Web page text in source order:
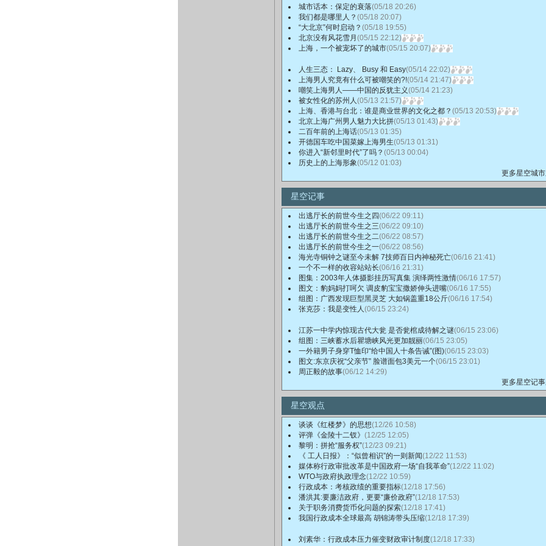
城市话本：保定的衰落(05/18 20:26)
我们都是哪里人？ (05/18 20:07)
“大北京”何时启动？ (05/18 19:55)
北京没有风花雪月 (05/15 22:12)
上海，一个被宠坏了的城市(05/15 20:07)
人生三态： Lazy、 Busy 和 Easy(05/14 22:02)
上海男人究竟有什么可被嘲笑的?!(05/14 21:47)
嘲笑上海男人——中国的反犹主义(05/14 21:23)
被女性化的苏州人(05/13 21:57)
上海、香港与台北：谁是商业世界的文化之都？ (05/13 20:53)
北京上海广州男人魅力大比拼(05/13 01:43)
二百年前的上海话(05/13 01:35)
开德国车吃中国菜嫁上海男生(05/13 01:31)
你进入“新邻里时代”了吗？ (05/13 00:04)
历史上的上海形象(05/12 01:03)
更多星空城
星空记事
出逃厅长的前世今生之四(06/22 09:11)
出逃厅长的前世今生之三(06/22 09:10)
出逃厅长的前世今生之二(06/22 08:57)
出逃厅长的前世今生之一(06/22 08:56)
海光寺铜钟之谜至今未解 7技师百日内神秘死亡(06/16 21:41)
一个不一样的收容站站长(06/16 21:31)
图集：2003年人体摄影挂历写真集 演绎两性激情(06/16 17:57)
图文：豹妈妈打呵欠 调皮豹宝宝撒娇伸头进嘴(06/16 17:55)
组图：广西发现巨型黑灵芝 大如锅盖重18公斤(06/16 17:54)
张克莎：我是变性人(06/15 23:24)
江苏一中学内惊现古代大瓮 是否瓮棺成待解之谜(06/15 23:06)
组图：三峡蓄水后瞿塘峡风光更加靓丽(06/15 23:05)
一外籍男子身穿T恤印“给中国人十条告诫”(图)(06/15 23:03)
图文:东京庆祝“父亲节” 脸谱面包3美元一个(06/15 23:01)
周正毅的故事(06/12 14:29)
更多星空记
星空观点
谈谈《红楼梦》的思想(12/26 10:58)
评弹《金陵十二钗》 (12/25 12:05)
黎明：拼抢“服务权”(12/23 09:21)
《 工人日报》：“似曾相识”的一则新闻(12/22 11:53)
媒体称行政审批改革是中国政府一场“自我革命”(12/22 11:02)
WTO与政府执政理念(12/22 10:59)
行政成本：考核政绩的重要指标(12/18 17:56)
潘洪其:要廉洁政府，更要“廉价政府”(12/18 17:53)
关于职务消费货币化问题的探索(12/18 17:41)
我国行政成本全球最高 胡锦涛带头压缩(12/18 17:39)
刘素华：行政成本压力催变财政审计制度(12/18 17:33)